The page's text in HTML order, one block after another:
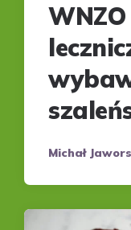
Posted
Michał